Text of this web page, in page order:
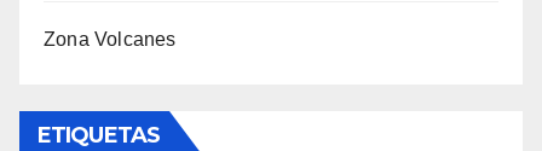
Zona Volcanes
ETIQUETAS